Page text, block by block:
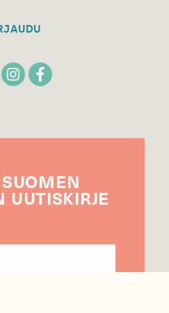
SUOMEN
UUTIS­KIRJE